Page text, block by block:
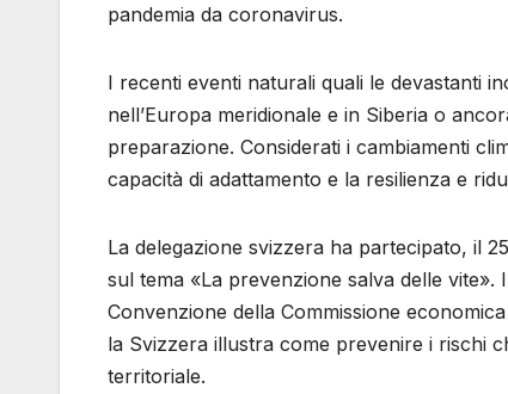
pandemia da coronavirus.
I recenti eventi naturali quali le devastanti
nell’Europa meridionale e in Siberia o
preparazione. Considerati i cambiamenti
capacità di adattamento e la resilienza e
La delegazione svizzera ha partecipato, il
sul tema «La prevenzione salva delle vite».
Convenzione della Commissione
la Svizzera illustra come prevenire i rischi
territoriale.